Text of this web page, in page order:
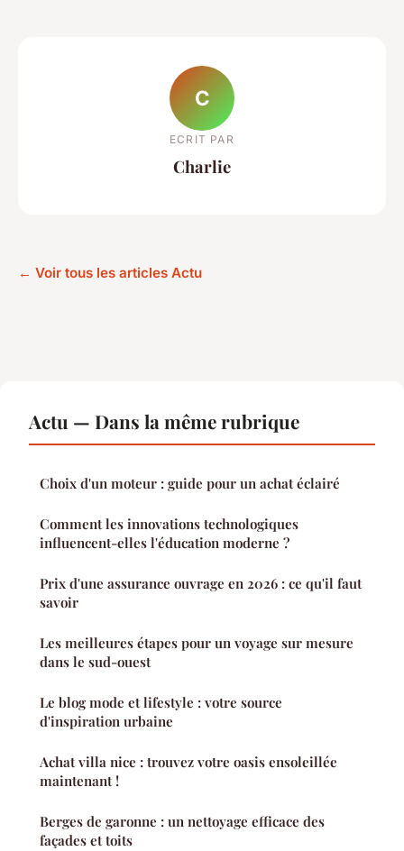
C
ECRIT PAR
Charlie
← Voir tous les articles Actu
Actu — Dans la même rubrique
Choix d'un moteur : guide pour un achat éclairé
Comment les innovations technologiques
influencent-elles l'éducation moderne ?
Prix d'une assurance ouvrage en 2026 : ce qu'il faut
savoir
Les meilleures étapes pour un voyage sur mesure
dans le sud-ouest
Le blog mode et lifestyle : votre source
d'inspiration urbaine
Achat villa nice : trouvez votre oasis ensoleillée
maintenant !
Berges de garonne : un nettoyage efficace des
façades et toits